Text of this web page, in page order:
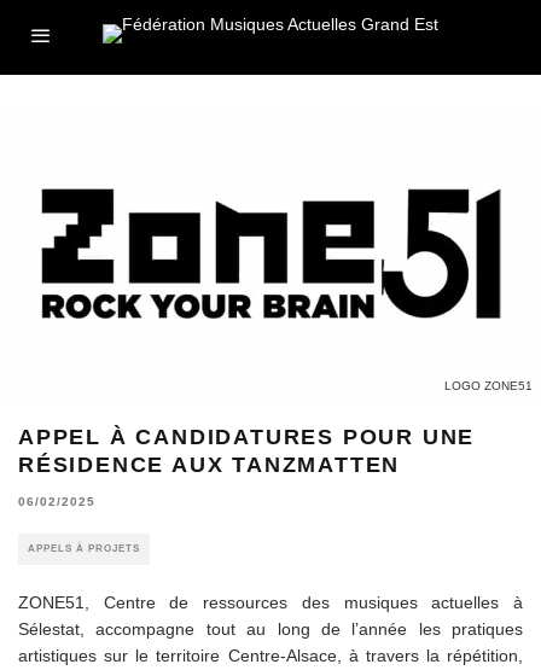
LOGO ZONE51
APPEL À CANDIDATURES POUR UNE
RÉSIDENCE AUX TANZMATTEN
06/02/2025
APPELS À PROJETS
ZONE51, Centre de ressources des musiques actuelles à
Sélestat, accompagne tout au long de l’année les pratiques
artistiques sur le territoire Centre-Alsace, à travers la répétition,